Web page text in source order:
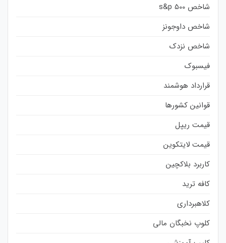
شاخص s&p 500
شاخص داوجونز
شاخص نزدک
فیسبوک
قرارداد هوشمند
قوانین کشورها
قیمت ریپل
قیمت لایتکوین
کاربرد بلاکچین
کافه ترید
کلاهبرداری
کلوپ نخبگان مالی